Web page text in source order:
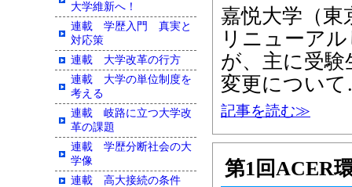
嘉悦大学（東
リニューア
が、主に受
変更につい
記事を読む≫
第1回ACER
大学維新へ！
連載 学歴入門 真実と
対応策
連載 大学改革の行方
連載 大学の単位制度を
考える
連載 岐路に立つ大学改
革の課題
連載 学歴分断社会の大
学像
連載 高大接続の条件